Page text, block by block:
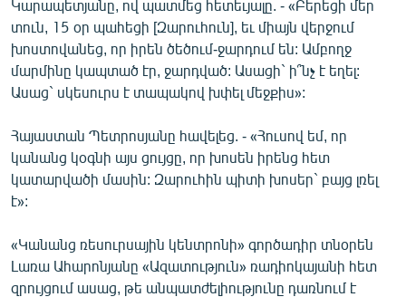
Կարապետյանը, ով պատմեց հետեւյալը. - «Բերեցի մեր
տուն, 15 օր պահեցի [Զարուհուն], եւ միայն վերջում
խոստովանեց, որ իրեն ծեծում-ջարդում են: Ամբողջ
մարմինը կապտած էր, ջարդված: Ասացի` ի՞նչ է եղել:
Ասաց` սկեսուրս է տապակով խփել մեջքիս»:
Հայաստան Պետրոսյանը հավելեց. - «Հուսով եմ, որ
կանանց կօգնի այս ցույցը, որ խոսեն իրենց հետ
կատարվածի մասին: Զարուհին պիտի խոսեր` բայց լռել
է»:
«Կանանց ռեսուրսային կենտրոնի» գործադիր տնօրեն
Լառա Ահարոնյանը «Ազատություն» ռադիոկայանի հետ
զրույցում ասաց, թե անպատժելիությունը դառնում է